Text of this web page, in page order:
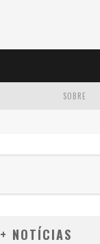
SOBRE
+ NOTÍCIAS